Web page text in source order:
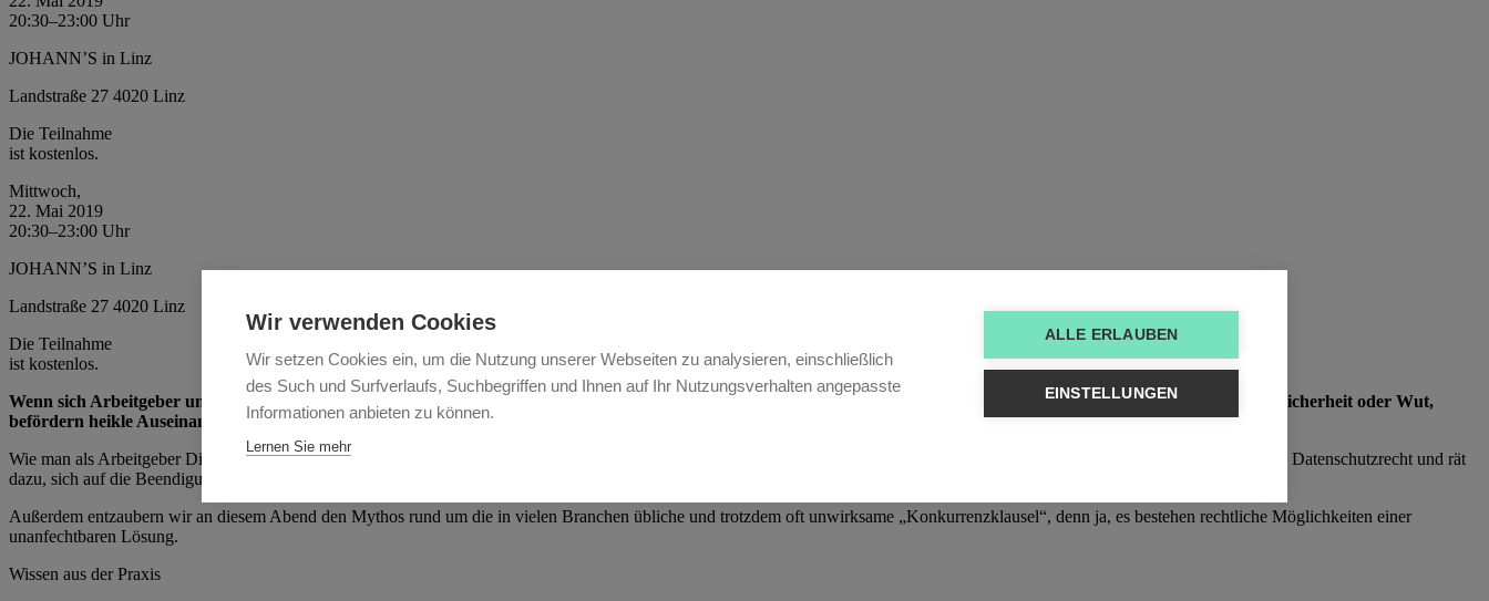
20:30–23:00 Uhr
JOHANN’S in Linz
Landstraße 27 4020 Linz
Die Teilnahme
ist kostenlos.
Mittwoch,
22. Mai 2019
20:30–23:00 Uhr
JOHANN’S in Linz
Landstraße 27 4020 Linz
Die Teilnahme
ist kostenlos.
Wenn sich Arbeitgeber und Arbeitnehmer trennen, kommt es häufig zu kleinen oder größeren emotionalen Verletzungen. Mögliche Konsequenzen, wie Enttäuschung, Unsicherheit oder Wut,
befördern heikle Auseinandersetzungen. Umso wertvoller ist dann ein rechtlich eindeutig formulierter Rahmen.
Wie man als Arbeitgeber Dienstverträge korrekt beendet, darüber spricht im 14. HR/Café RA Mag. Philipp Summereder von Summereder & Aigner. Er ist spezialisiert auf Arbeits- und Datenschutzrecht und rät
dazu, sich auf die Beendigung von Dienstverhältnissen auch rechtlich vorzubereiten, um eine friktionsfreie Auflösung zu erzielen.
Außerdem entzaubern wir an diesem Abend den Mythos rund um die in vielen Branchen übliche und trotzdem oft unwirksame „Konkurrenzklausel“, denn ja, es bestehen rechtliche Möglichkeiten einer
unanfechtbaren Lösung.
Wissen aus der Praxis
Wir verwenden Cookies
Wir setzen Cookies ein, um die Nutzung unserer Webseiten zu analysieren, einschließlich
des Such und Surfverlaufs, Suchbegriffen und Ihnen auf Ihr Nutzungsverhalten angepasste
Informationen anbieten zu können.
Lernen Sie mehr
ALLE ERLAUBEN
EINSTELLUNGEN